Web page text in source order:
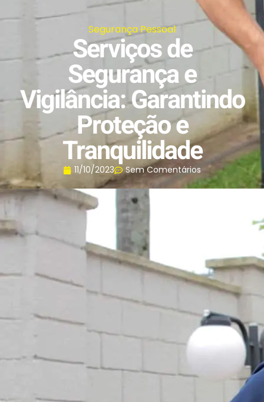
Segurança Pessoal
Serviços de
Segurança e
Vigilância: Garantindo
Proteção e
Tranquilidade
11/10/2023 Sem Comentários